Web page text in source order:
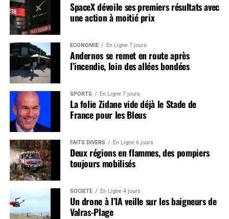
SpaceX dévoile ses premiers résultats avec
une action à moitié prix
ÉCONOMIE En Ligne 7 jours
Andernos se remet en route après
l’incendie, loin des allées bondées
SPORTS En Ligne 7 jours
La folie Zidane vide déjà le Stade de
France pour les Bleus
FAITS DIVERS En Ligne 6 jours
Deux régions en flammes, des pompiers
toujours mobilisés
SOCIÉTÉ En Ligne 4 jours
Un drone à l’IA veille sur les baigneurs de
Valras-Plage